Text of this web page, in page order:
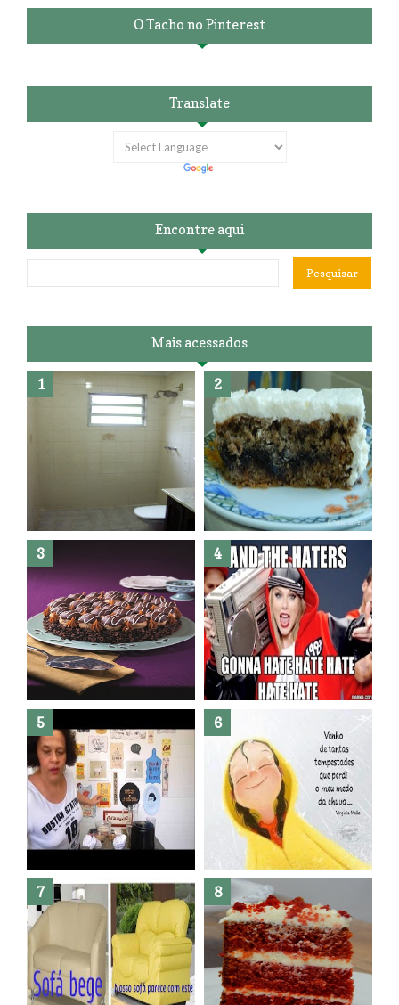
O Tacho no Pinterest
Translate
Encontre aqui
Mais acessados
Banheiro novo por menos de
R$300,00 ?? E sem quebra
quebra ??( Editado)
Posso congelar bolo ??
Dez bolos pra fazer antes de
morrer !
Haters, como surgiram?